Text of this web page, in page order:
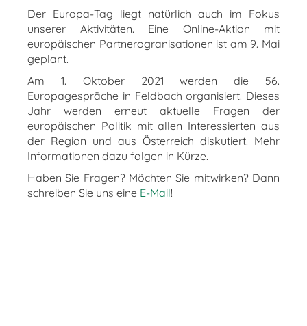
Der Europa-Tag liegt natürlich auch im Fokus
unserer Aktivitäten. Eine Online-Aktion mit
europäischen Partnerogranisationen ist am 9. Mai
geplant.
Am 1. Oktober 2021 werden die 56.
Europagespräche in Feldbach organisiert. Dieses
Jahr werden erneut aktuelle Fragen der
europäischen Politik mit allen Interessierten aus
der Region und aus Österreich diskutiert. Mehr
Informationen dazu folgen in Kürze.
Haben Sie Fragen? Möchten Sie mitwirken? Dann
schreiben Sie uns eine E-Mail!